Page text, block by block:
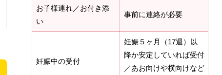
お子様連れ／お付き添
い
事前に連絡が必要
妊娠中の受付
妊娠５ヶ月（17週）以
降か安定していれば受付
／あお向けや横向けなど